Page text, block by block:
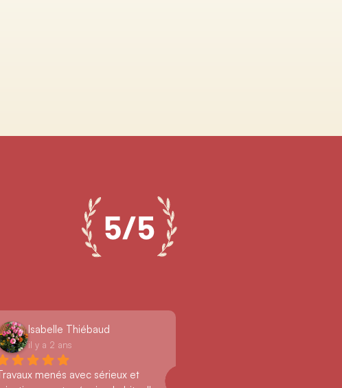
Isabelle Thiébaud
il y a 2 ans
menés avec sérieux et